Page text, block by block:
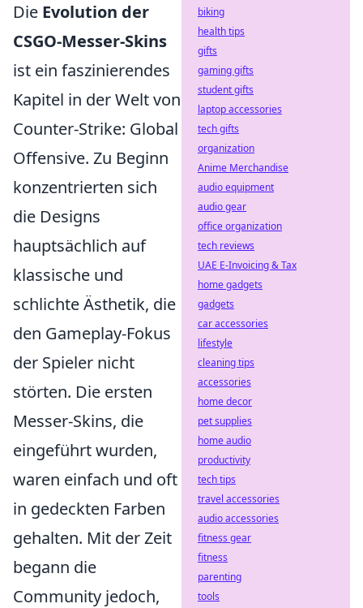
Die Evolution der
CSGO-Messer-Skins
ist ein faszinierendes
Kapitel in der Welt von
Counter-Strike: Global
Offensive. Zu Beginn
konzentrierten sich
die Designs
hauptsächlich auf
klassische und
schlichte Ästhetik, die
den Gameplay-Fokus
der Spieler nicht
störten. Die ersten
Messer-Skins, die
eingeführt wurden,
waren einfach und oft
in gedeckten Farben
gehalten. Mit der Zeit
begann die
Community jedoch,
biking
health tips
gifts
gaming gifts
student gifts
laptop accessories
tech gifts
organization
Anime Merchandise
audio equipment
audio gear
office organization
tech reviews
UAE E-Invoicing & Tax
home gadgets
gadgets
car accessories
lifestyle
cleaning tips
accessories
home decor
pet supplies
home audio
productivity
tech tips
travel accessories
audio accessories
fitness gear
fitness
parenting
tools